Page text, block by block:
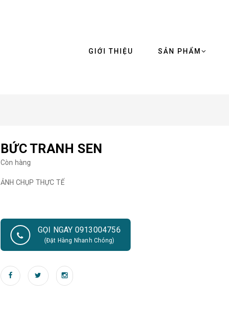
GIỚI THIỆU SẢN PHẨM
BỨC TRANH SEN
Còn hàng
ẢNH CHỤP THỰC TẾ
GỌI NGAY 0913004756
(Đặt Hàng Nhanh Chóng)